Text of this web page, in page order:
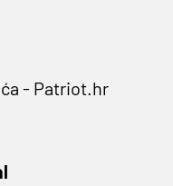
- Patriot.hr